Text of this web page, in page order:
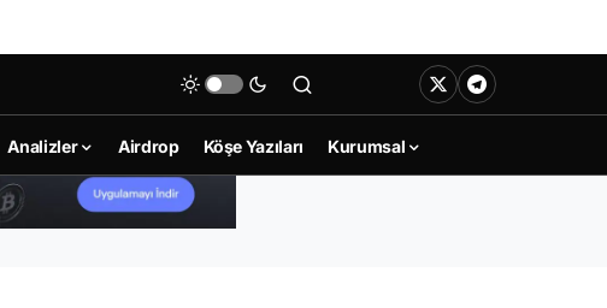
Analizler Airdrop Köşe Yazıları Kurumsal